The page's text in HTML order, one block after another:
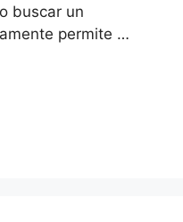
buscar un
permite …